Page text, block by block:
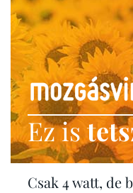
Ez is
Csak 4 watt, de